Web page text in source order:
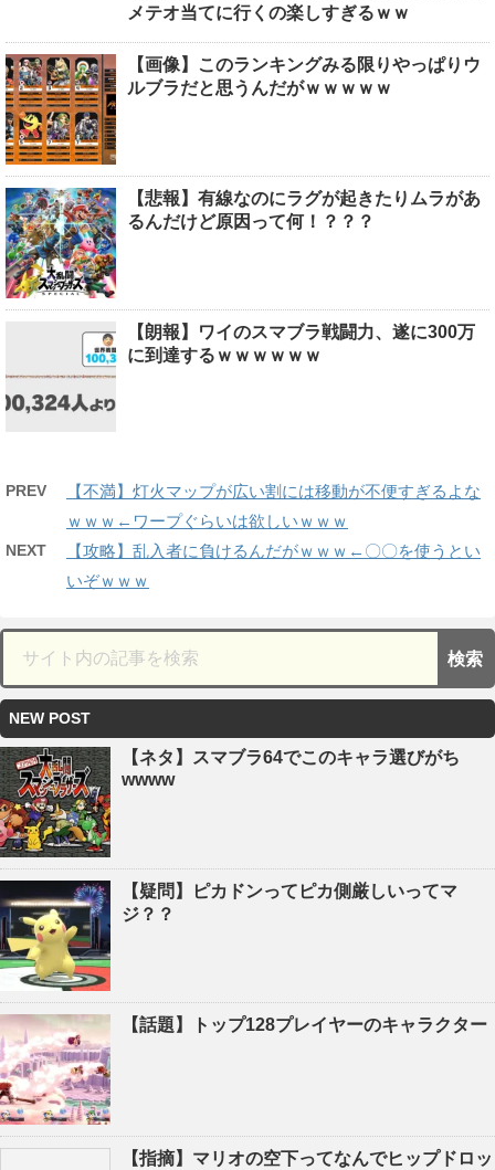
メテオ当てに行くの楽しすぎるｗｗ
【画像】このランキングみる限りやっぱりウ
ルブラだと思うんだがｗｗｗｗｗ
【悲報】有線なのにラグが起きたりムラがあ
るんだけど原因って何！？？？
【朗報】ワイのスマブラ戦闘力、遂に300万
に到達するｗｗｗｗｗｗ
PREV
【不満】灯火マップが広い割には移動が不便すぎるよな
ｗｗｗ←ワープぐらいは欲しいｗｗｗ
NEXT
【攻略】乱入者に負けるんだがｗｗｗ←〇〇を使うとい
いぞｗｗｗ
NEW POST
【ネタ】スマブラ64でこのキャラ選びがち
wwww
【疑問】ピカドンってピカ側厳しいってマ
ジ？？
【話題】トップ128プレイヤーのキャラクター
【指摘】マリオの空下ってなんでヒップドロッ